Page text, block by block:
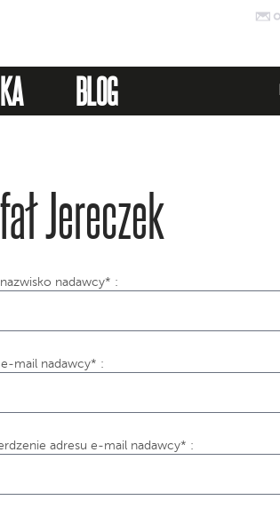
BLOG
Jereczek
nadawcy* :
e-mail nadawcy* :
adresu e-mail nadawcy* :